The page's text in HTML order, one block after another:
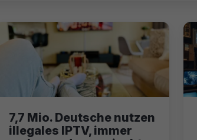
7,7 Mio. Deutsche nutzen
illegales IPTV, immer